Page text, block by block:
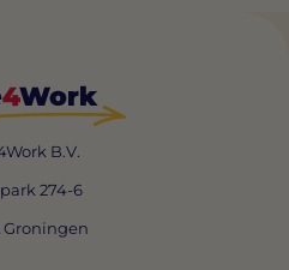
B.V.
274-6
Groningen